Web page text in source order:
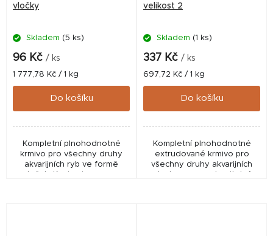
vločky
Skladem (5 ks)
96 Kč / ks
Měrná
cena:
1 777,78 Kč / 1 kg
Do košíku
Kompletní plnohodnotné
krmivo pro všechny druhy
akvarijních ryb ve formě
velikost 2
Skladem (1 ks)
337 Kč / ks
Měrná
cena:
697,72 Kč / 1 kg
Do košíku
Kompletní plnohodnotné
extrudované krmivo pro
všechny druhy akvarijních